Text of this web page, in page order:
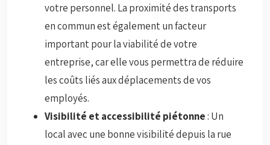
votre personnel. La proximité des transports
en commun est également un facteur
important pour la viabilité de votre
entreprise, car elle vous permettra de réduire
les coûts liés aux déplacements de vos
employés.
Visibilité et accessibilité piétonne: Un
local avec une bonne visibilité depuis la rue